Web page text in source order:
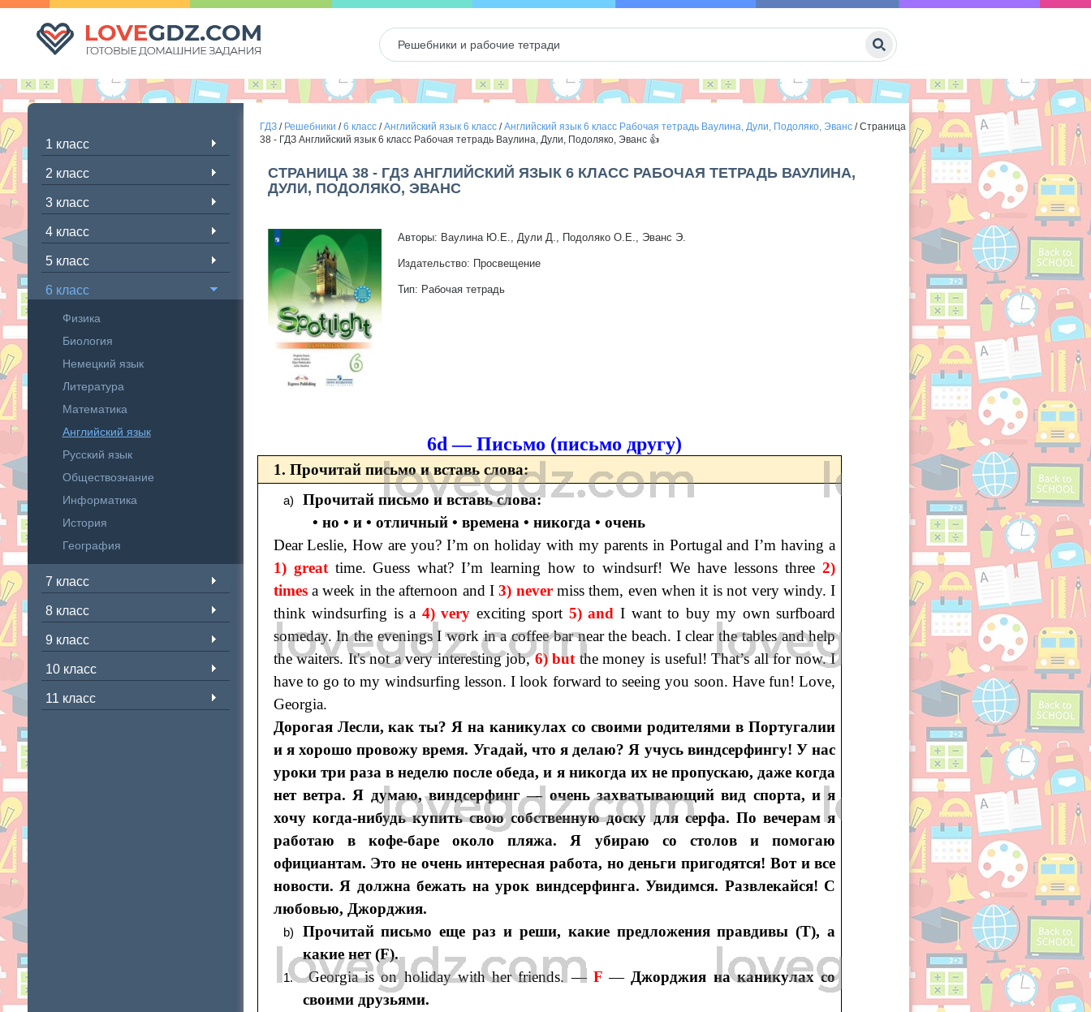
1 класс
2 класс
3 класс
4 класс
5 класс
6 класс
Физика
Биология
Немецкий язык
Литература
Математика
Английский язык
Русский язык
Обществознание
Информатика
История
География
7 класс
8 класс
9 класс
10 класс
11 класс
ГДЗ/ Решебники /6 класс/Английский язык 6 класс/Английский язык 6 класс Рабочая тетрадь Ваулина, Дули, Подоляко, Эванс/Страница
38 - ГДЗ Английский язык 6 класс Рабочая тетрадь Ваулина, Дули, Подоляко, Эванс 👍
СТРАНИЦА 38 - ГДЗ АНГЛИЙСКИЙ ЯЗЫК 6 КЛАСС РАБОЧАЯ ТЕТРАДЬ ВАУЛИНА,
ДУЛИ, ПОДОЛЯКО, ЭВАНС
Авторы: Ваулина Ю.Е., Дули Д., Подоляко О.Е., Эванс Э.
Издательство: Просвещение
Тип: Рабочая тетрадь
6d — Письмо (письмо другу)
1. Прочитай письмо и вставь слова:
Прочитай письмо и вставь слова:
• но • и • отличный • времена • никогда • очень
Dear Leslie, How are you? I’m on holiday with my parents in Portugal and I’m having a
1) great time. Guess what? I’m learning how to windsurf! We have lessons three2)
timesa week in the afternoon and I3) nevermiss them, even when it is not very windy. I
think windsurfing is a 4) very exciting sport 5) and I want to buy my own surfboard
someday. In the evenings I work in a coffee bar near the beach. I clear the tables and help
the waiters. It's not a very interesting job,6) but the money is useful! That’s all for now. I
have to go to my windsurfing lesson. I look forward to seeing you soon. Have fun! Love,
Georgia.
Дорогая Лесли, как ты? Я на каникулах со своими родителями в Португалии
и я хорошо провожу время. Угадай, что я делаю? Я учусь виндсерфингу! У нас
уроки три раза в неделю после обеда, и я никогда их не пропускаю, даже когда
нет ветра. Я думаю, виндсерфинг — очень захватывающий вид спорта, и я
хочу когда-нибудь купить свою собственную доску для серфа. По вечерам я
работаю в кофе-баре около пляжа. Я убираю со столов и помогаю
официантам. Это не очень интересная работа, но деньги пригодятся! Вот и все
новости. Я должна бежать на урок виндсерфинга. Увидимся. Развлекайся! С
любовью, Джорджия.
Прочитай письмо еще раз и реши, какие пред­ложения правдивы (Т), а
какие нет (F).
Georgia is on holiday with her friends. — F— Джорджия на каникулах со
своими друзьями.